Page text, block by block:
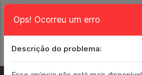
Ops! Ocorreu um erro
Descrição do problema: